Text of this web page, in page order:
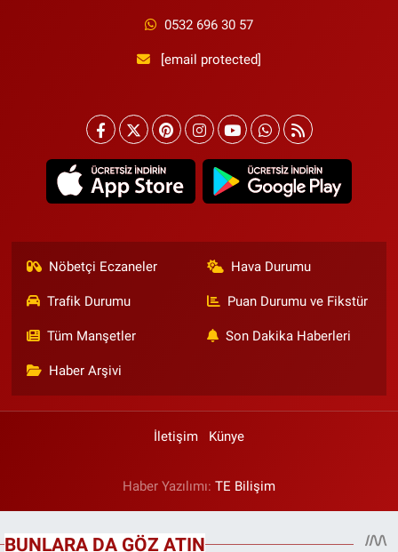
0532 696 30 57
[email protected]
Nöbetçi Eczaneler Hava Durumu
Trafik Durumu Puan Durumu ve Fikstür
Tüm Manşetler Son Dakika Haberleri
Haber Arşivi
İletişim Künye
Haber Yazılımı: TE Bilişim